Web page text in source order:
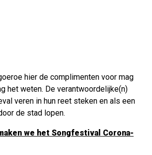
hier de complimenten voor mag
het weten. De verantwoordelijke(n)
veren in hun reet steken en als een
de stad lopen.
we het Songfestival Corona-